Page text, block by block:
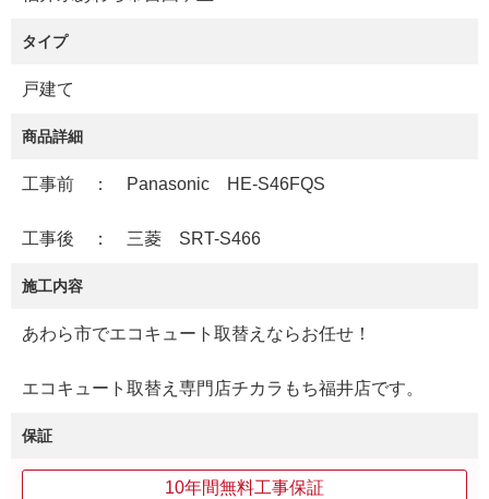
タイプ
戸建て
商品詳細
工事前 ： Panasonic HE-S46FQS
工事後 ： 三菱 SRT-S466
施工内容
あわら市でエコキュート取替えならお任せ！
エコキュート取替え専門店チカラもち福井店です。
保証
10年間無料工事保証